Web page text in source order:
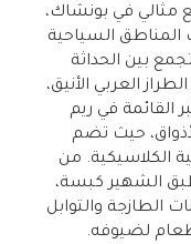
مثالي في بونشاك،
السياحية
بين الحداثة
العربي الأنيق،
القائمة في ريم
حيث تضم
الكلاسيكية. من
الشهير كبسة،
الطازجة والتوابل
لضيوفه.